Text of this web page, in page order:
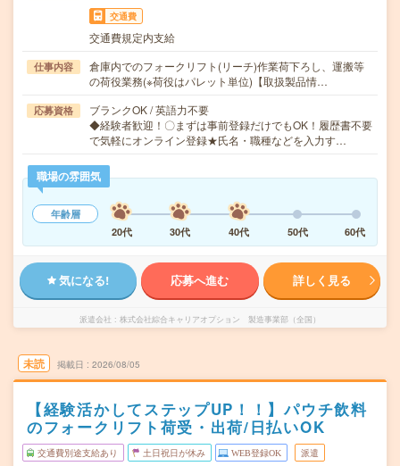
交通費
交通費規定内支給
仕事内容
倉庫内でのフォークリフト(リーチ)作業荷下ろし、運搬等
の荷役業務(※荷役はパレット単位)【取扱製品情…
応募資格
ブランクOK / 英語力不要
◆経験者歓迎！〇まずは事前登録だけでもOK！履歴書不要
で気軽にオンライン登録★氏名・職種などを入力す…
職場の雰囲気
年齢層
20代
30代 40代 50代 60代
気になる! 応募へ進む 詳しく見る
派遣会社 株式会社綜合キャリアオプション 製造事業部（全国）
未読 掲載日 2026/08/05
【経験活かしてステップUP！！】パウチ飲料
のフォークリフト荷受・出荷/日払いOK
交通費別途支給あり 土日祝日が休み WEB登録OK 派遣